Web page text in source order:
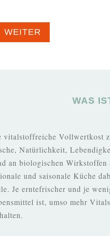
WEITER
WAS
vitalstoffreiche Vollwertkost
Natürlichkeit,
an biologischen
und saisonale Küche
Je erntefrischer und je
ist, umso mehr